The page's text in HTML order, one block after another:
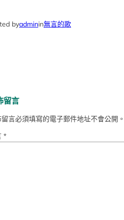
byadminin無言的歌
留言
言必須填寫的電子郵件地址不會公開。
*